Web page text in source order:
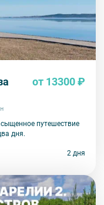
от 13300 ₽
путешествие
дня.
2 дня